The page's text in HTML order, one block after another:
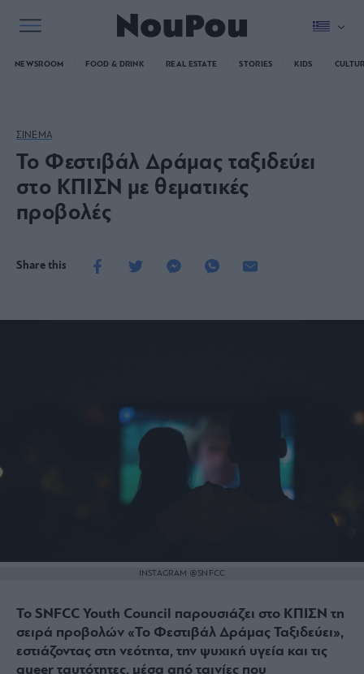
NEWSROOM FOOD & DRINK REAL ESTATE STORIES KIDS
ΣΙΝΕΜΑ
Το Φεστιβάλ Δράμας ταξιδεύει
στο ΚΠΙΣΝ με θεματικές
προβολές
Share this
INSTAGRAM @SNFCC
Το SNFCC Youth Council παρουσιάζει στο ΚΠΙΣΝ τη
σειρά προβολών «Το Φεστιβάλ Δράμας Ταξιδεύει»,
εστιάζοντας στη νεότητα, την ψυχική υγεία και τις
queer ταυτότητες, μέσα από ταινίες που